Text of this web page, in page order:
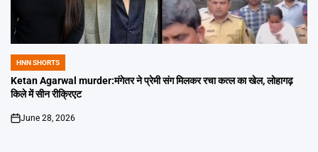
POSTED
IN
HNN SHORTS
Ketan Agarwal murder:मंगेतर ने प्रेमी संग मिलकर रचा कत्ल का खेल, लोहागढ़
किले में सीन रीक्रिएट
on
June 28, 2026